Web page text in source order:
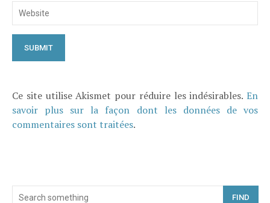
Ce site utilise Akismet pour réduire les indésirables. En
savoir plus sur la façon dont les données de vos
commentaires sont traitées.
FIND